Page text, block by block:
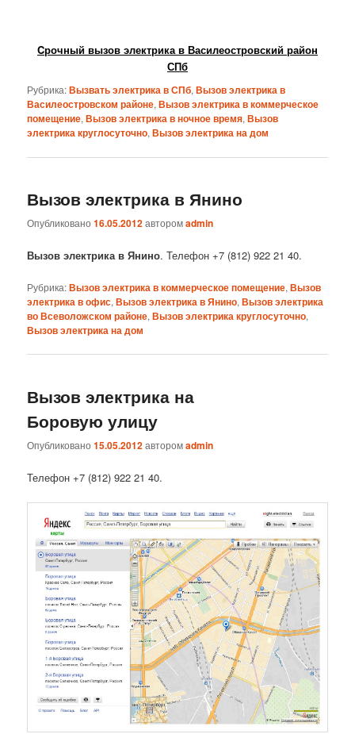
Cрочный вызов электрика в Василеостровский район
СПб
Рубрика:Вызвать электрика в СПб,Вызов электрика в
Василеостровском районе,Вызов электрика в коммерческое
помещение,Вызов электрика в ночное время,Вызов
электрика круглосуточно,Вызов электрика на дом
Вызов электрика в Янино
Опубликовано16.05.2012авторомadmin
Вызов электрика в Янино. Телефон +7 (812) 922 21 40.
Рубрика:Вызов электрика в коммерческое помещение,Вызов
электрика в офис,Вызов электрика в Янино,Вызов электрика
во Всеволожском районе,Вызов электрика круглосуточно,
Вызов электрика на дом
Вызов электрика на
Боровую улицу
Опубликовано15.05.2012авторомadmin
Телефон +7 (812) 922 21 40.